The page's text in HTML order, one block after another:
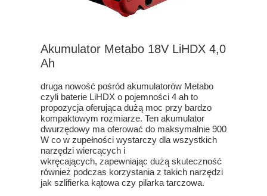
Akumulator Metabo 18V LiHDX 4,0
Ah
druga nowość pośród akumulatorów Metabo
czyli baterie LiHDX o pojemności 4 ah to
propozycja oferująca dużą moc przy bardzo
kompaktowym rozmiarze. Ten akumulator
dwurzędowy ma oferować do maksymalnie 900
W co w zupełności wystarczy dla wszystkich
narzędzi wiercących i
wkręcających, zapewniając dużą skuteczność
również podczas korzystania z takich narzędzi
jak szlifierka kątowa czy pilarka tarczowa.